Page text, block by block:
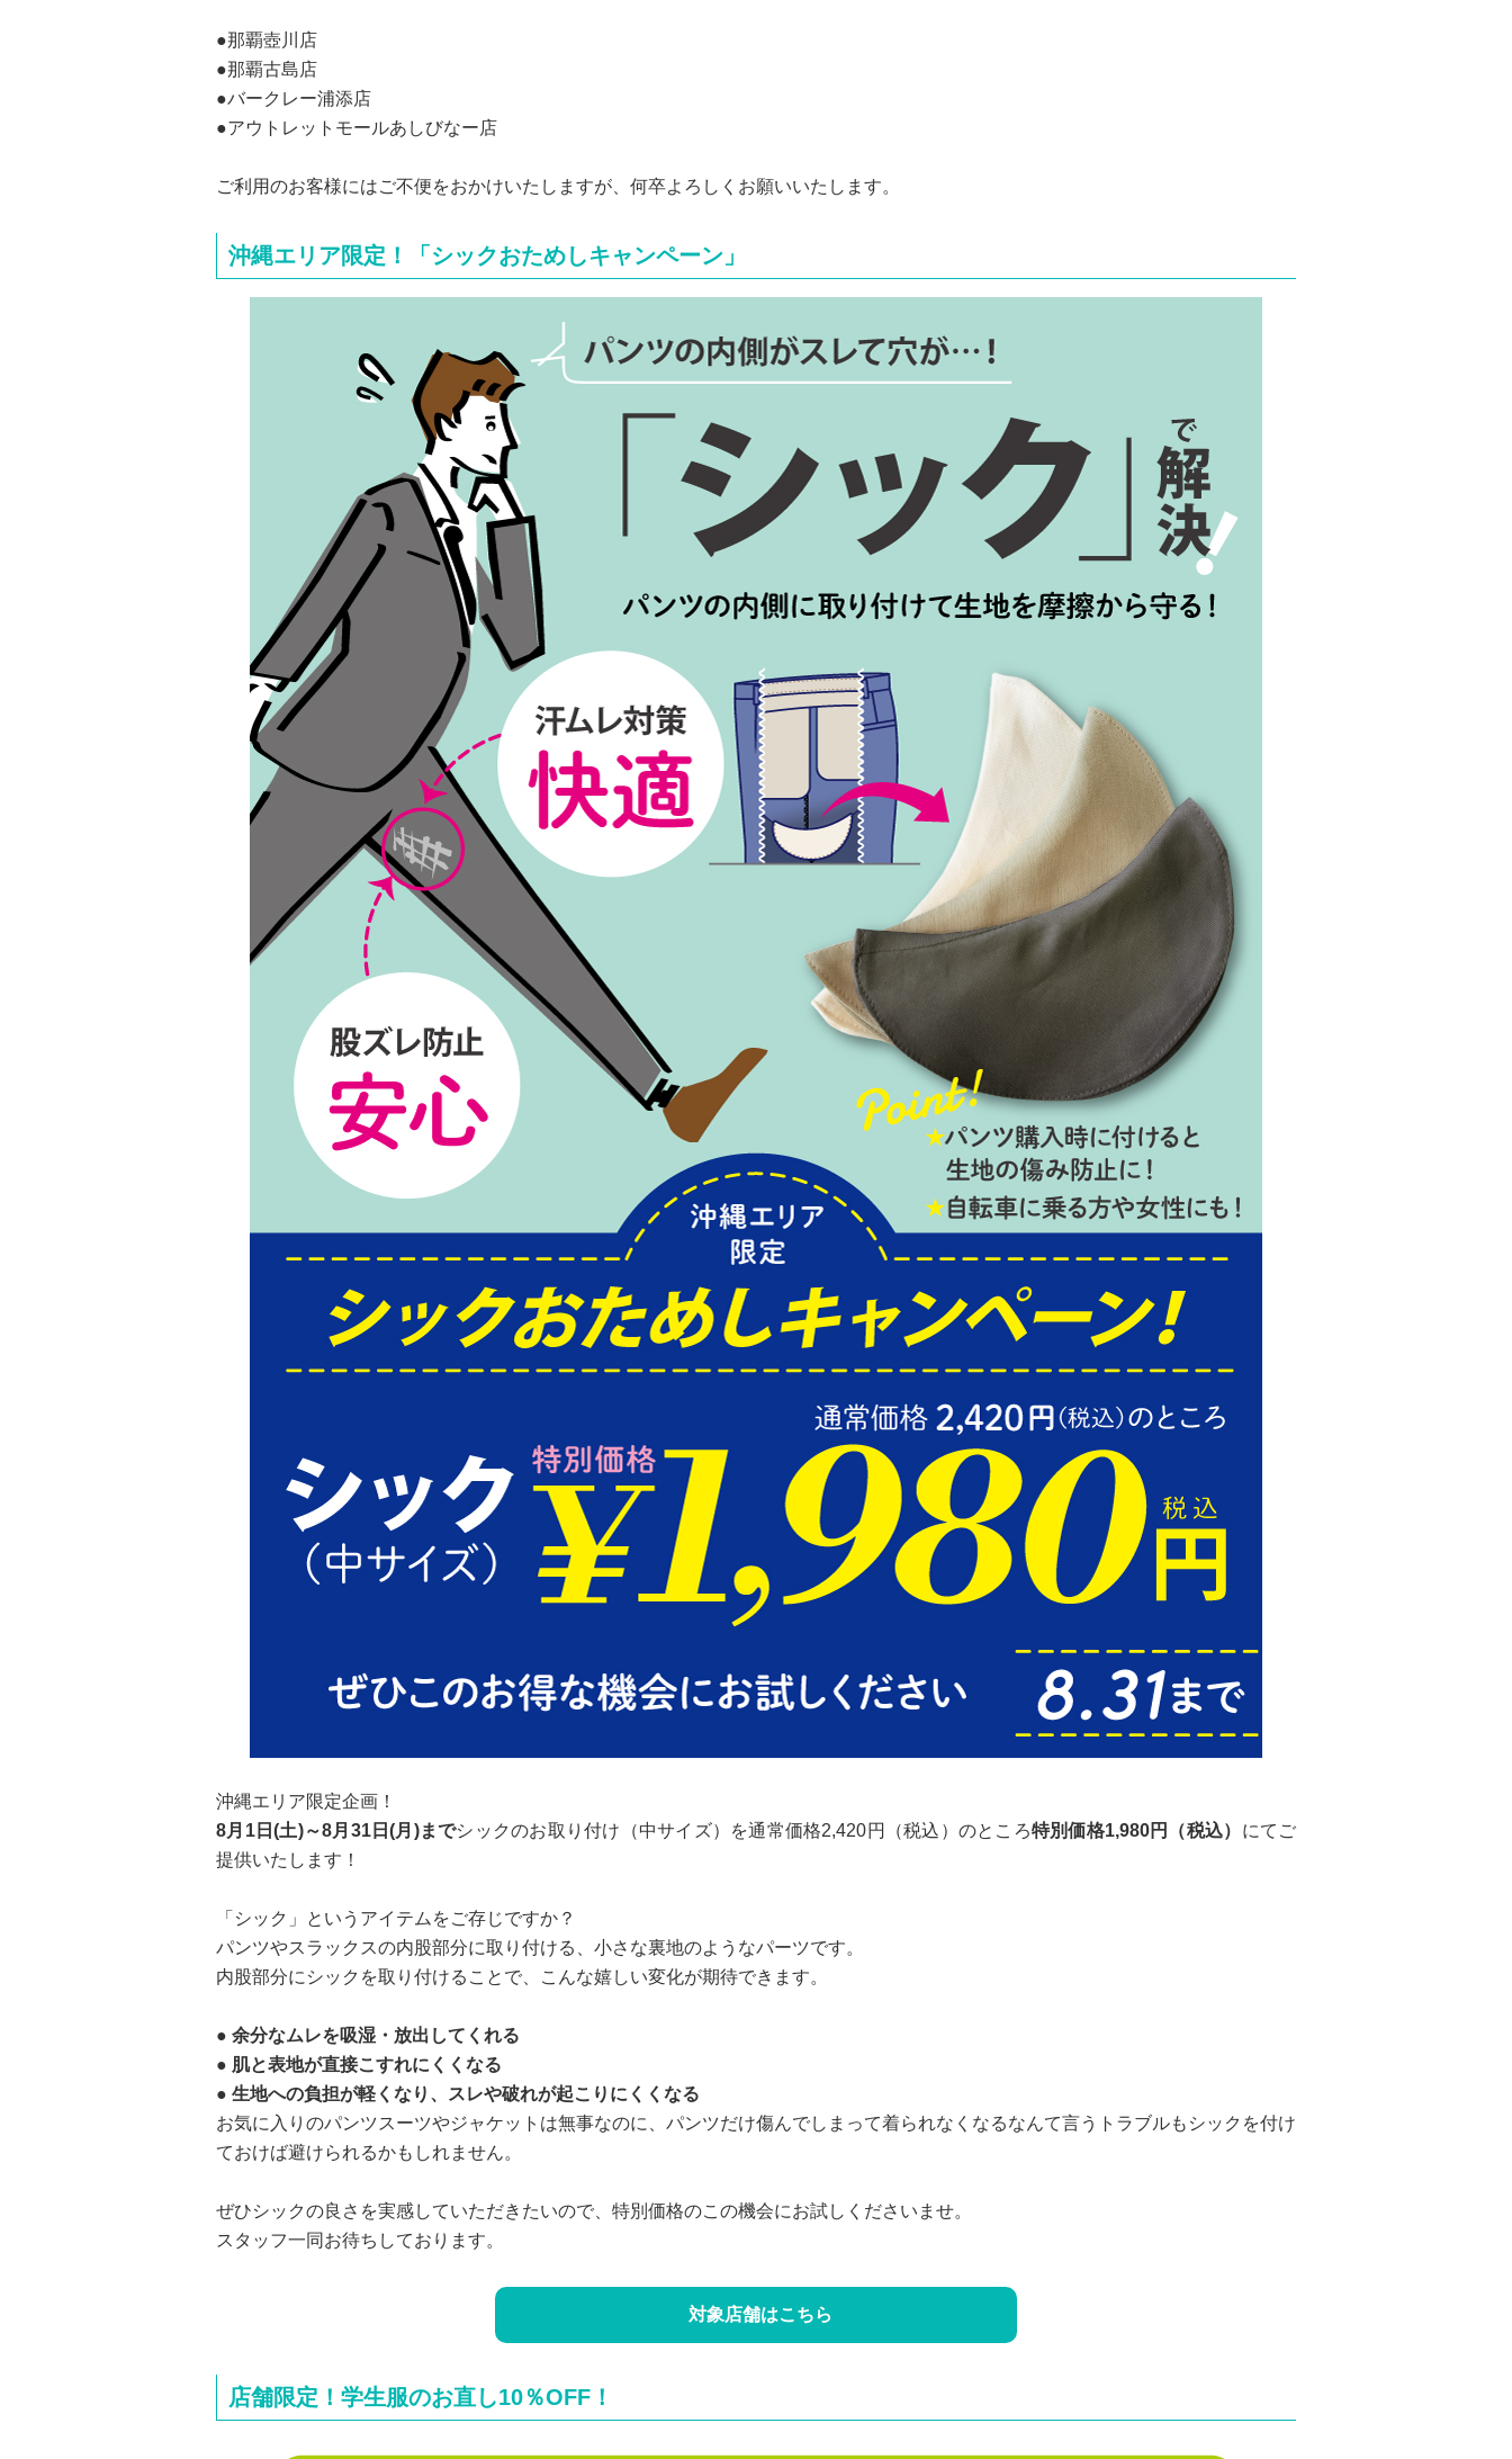
●那覇壺川店
●那覇古島店
●バークレー浦添店
●アウトレットモールあしびなー店
ご利用のお客様にはご不便をおかけいたしますが、何卒よろしくお願いいたします。
沖縄エリア限定！「シックおためしキャンペーン」
沖縄エリア限定企画！
8月1日(土)～8月31日(月)までシックのお取り付け（中サイズ）を通常価格2,420円（税込）のところ特別価格1,980円（税込） にてご
提供いたします！
「シック」というアイテムをご存じですか？
パンツやスラックスの内股部分に取り付ける、小さな裏地のようなパーツです。
内股部分にシックを取り付けることで、こんな嬉しい変化が期待できます。
● 余分なムレを吸湿・放出してくれる
● 肌と表地が直接こすれにくくなる
● 生地への負担が軽くなり、スレや破れが起こりにくくなる
お気に入りのパンツスーツやジャケットは無事なのに、パンツだけ傷んでしまって着られなくなるなんて言うトラブルもシックを付け
ておけば避けられるかもしれません。
ぜひシックの良さを実感していただきたいので、特別価格のこの機会にお試しくださいませ。
スタッフ一同お待ちしております。
対象店舗はこちら
店舗限定！学生服のお直し10％OFF！